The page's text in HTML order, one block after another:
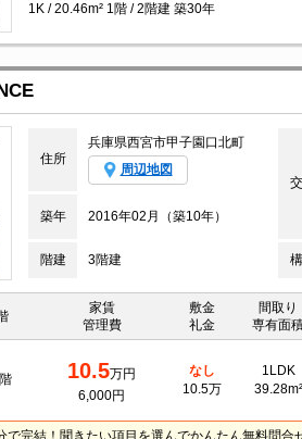
1K / 20.46m² 1階 / 2階建 築30年
住所
兵庫県西宮市甲子園口北町
周辺地図
築年 2016年02月（築10年）
階建 3階建
家賃
管理費
敷金
礼金
間取り
専有面
10.5万円
6,000円
なし
10.5万
1LDK
39.28m²
で完結！聞きたい項目を選んでかんたん無料問合